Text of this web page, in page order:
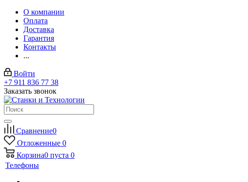
О компании
Оплата
Доставка
Гарантия
Контакты
...
Войти
+7 911 836 77 38
Заказать звонок
Сравнение0
Отложенные 0
Корзина0 пуста 0
Телефоны